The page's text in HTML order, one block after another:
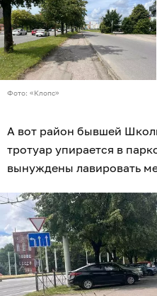
Фото: «Клопс»
А вот район бывшей
тротуар упирается в
вынуждены лавировать